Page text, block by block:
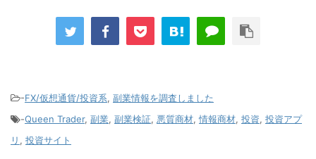
-FX/仮想通貨/投資系, 副業情報を調査しました
-Queen Trader, 副業, 副業検証, 悪質商材, 情報商材, 投資, 投資アプ
リ , 投資サイト